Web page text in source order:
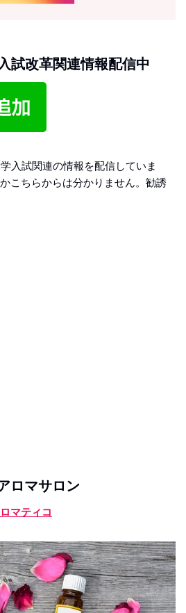
試改革関連情報配信中
入試関連の情報を配信していま
こちらからは分かりません。勧誘
ロマサロン
マティコ